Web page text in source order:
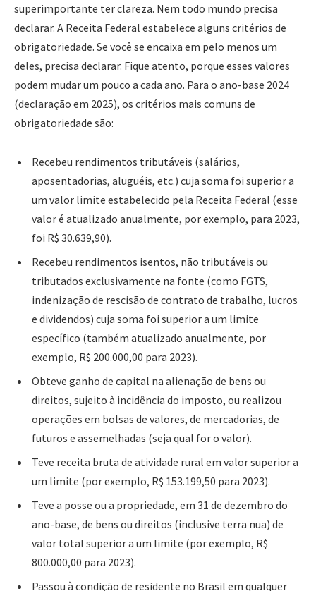
superimportante ter clareza. Nem todo mundo precisa
declarar. A Receita Federal estabelece alguns critérios de
obrigatoriedade. Se você se encaixa em pelo menos um
deles, precisa declarar. Fique atento, porque esses valores
podem mudar um pouco a cada ano. Para o ano-base 2024
(declaração em 2025), os critérios mais comuns de
obrigatoriedade são:
Recebeu rendimentos tributáveis (salários,
aposentadorias, aluguéis, etc.) cuja soma foi superior a
um valor limite estabelecido pela Receita Federal (esse
valor é atualizado anualmente, por exemplo, para 2023,
foi R$ 30.639,90).
Recebeu rendimentos isentos, não tributáveis ou
tributados exclusivamente na fonte (como FGTS,
indenização de rescisão de contrato de trabalho, lucros
e dividendos) cuja soma foi superior a um limite
específico (também atualizado anualmente, por
exemplo, R$ 200.000,00 para 2023).
Obteve ganho de capital na alienação de bens ou
direitos, sujeito à incidência do imposto, ou realizou
operações em bolsas de valores, de mercadorias, de
futuros e assemelhadas (seja qual for o valor).
Teve receita bruta de atividade rural em valor superior a
um limite (por exemplo, R$ 153.199,50 para 2023).
Teve a posse ou a propriedade, em 31 de dezembro do
ano-base, de bens ou direitos (inclusive terra nua) de
valor total superior a um limite (por exemplo, R$
800.000,00 para 2023).
Passou à condição de residente no Brasil em qualquer